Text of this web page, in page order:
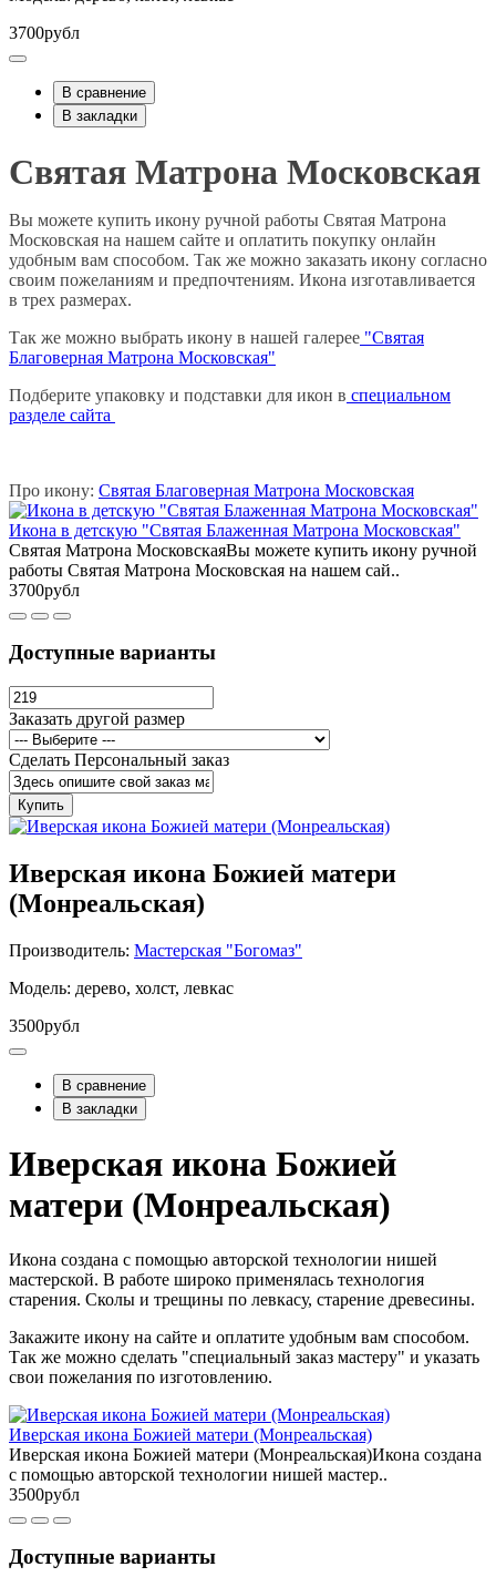
3700рубл
В сравнение
В закладки
Святая Матрона Московская
Вы можете купить икону ручной работы Святая Матрона
Московская на нашем сайте и оплатить покупку онлайн
удобным вам способом. Так же можно заказать икону согласно
своим пожеланиям и предпочтениям. Икона изготавливается
в трех размерах.
Так же можно выбрать икону в нашей галерее "Святая
Благоверная Матрона Московская"
Подберите упаковку и подставки для икон в специальном
разделе сайта
Про икону: Святая Благоверная Матрона Московская
Икона в детскую "Святая Блаженная Матрона Московская"
Святая Матрона МосковскаяВы можете купить икону ручной
работы Святая Матрона Московская на нашем сай..
3700рубл
Доступные варианты
Заказать другой размер
Сделать Персональный заказ
Купить
Иверская икона Божией матери
(Монреальская)
Производитель: Мастерская "Богомаз"
Модель: дерево, холст, левкас
3500рубл
В сравнение
В закладки
Иверская икона Божией
матери (Монреальская)
Икона создана с помощью авторской технологии нишей
мастерской. В работе широко применялась технология
старения. Сколы и трещины по левкасу, старение древесины.
Закажите икону на сайте и оплатите удобным вам способом.
Так же можно сделать "специальный заказ мастеру" и указать
свои пожелания по изготовлению.
Иверская икона Божией матери (Монреальская)
Иверская икона Божией матери (Монреальская)Икона создана
с помощью авторской технологии нишей мастер..
3500рубл
Доступные варианты